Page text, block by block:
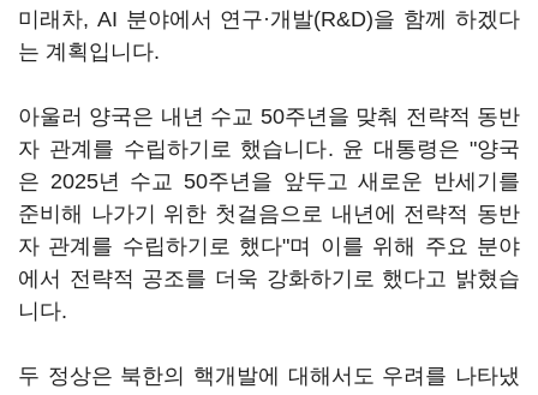
미래차, AI 분야에서 연구·개발(R&D)을 함께 하겠다
는 계획입니다.
아울러 양국은 내년 수교 50주년을 맞춰 전략적 동반
자 관계를 수립하기로 했습니다. 윤 대통령은 "양국
은 2025년 수교 50주년을 앞두고 새로운 반세기를
준비해 나가기 위한 첫걸음으로 내년에 전략적 동반
자 관계를 수립하기로 했다"며 이를 위해 주요 분야
에서 전략적 공조를 더욱 강화하기로 했다고 밝혔습
니다.
두 정상은 북한의 핵개발에 대해서도 우려를 나타냈